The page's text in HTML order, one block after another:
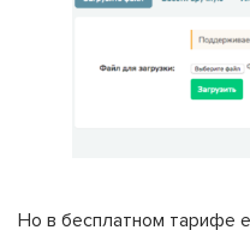
Но в бесплатном тарифе